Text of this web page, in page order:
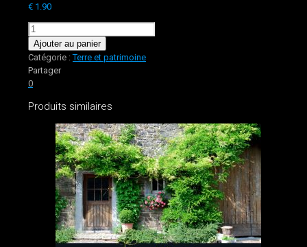
€ 1.90
quantité
de
283.
Vue
nocturne
le
Bruxelles
Ajouter au panier
Catégorie :Terre et patrimoine
Partager
0
Produits similaires